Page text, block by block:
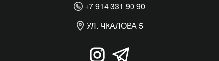
+7 914 331 90 90
УЛ. ЧКАЛОВА 5